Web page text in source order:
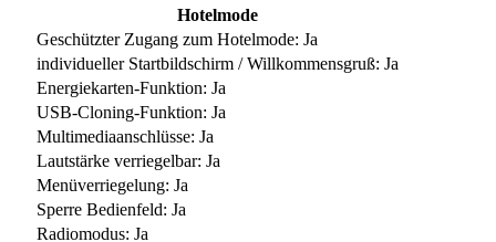
Hotelmode
Geschützter Zugang zum Hotelmode: Ja
individueller Startbildschirm / Willkommensgruß: Ja
Energiekarten-Funktion: Ja
USB-Cloning-Funktion: Ja
Multimediaanschlüsse: Ja
Lautstärke verriegelbar: Ja
Menüverriegelung: Ja
Sperre Bedienfeld: Ja
Radiomodus: Ja